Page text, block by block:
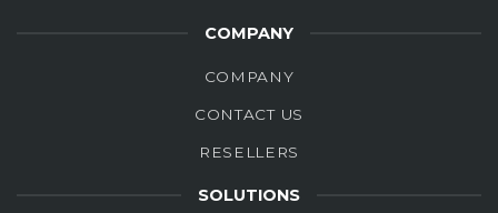
COMPANY
COMPANY
CONTACT US
RESELLERS
SOLUTIONS